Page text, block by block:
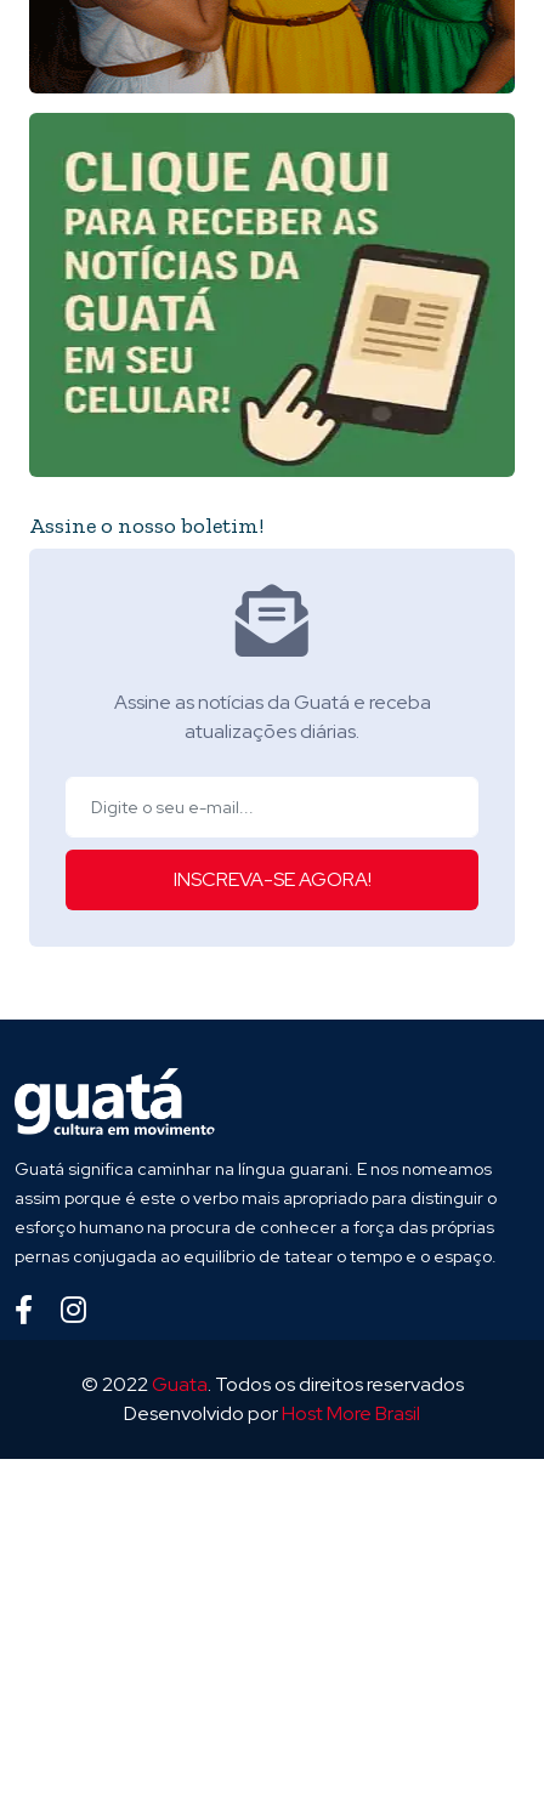
Assine o nosso boletim!
Assine as notícias da Guatá e receba
atualizações diárias.
INSCREVA-SE AGORA!
Guatá significa caminhar na língua guarani. E nos nomeamos
assim porque é este o verbo mais apropriado para distinguir o
esforço humano na procura de conhecer a força das próprias
pernas conjugada ao equilíbrio de tatear o tempo e o espaço.
© 2022Guata. Todos os direitos reservados
Desenvolvido porHost More Brasil